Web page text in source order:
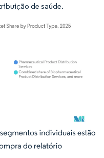
de saúde.
atribuição conforme CC BY 4.0.